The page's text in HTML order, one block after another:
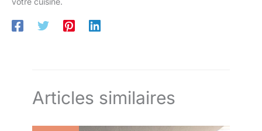
Articles similaires